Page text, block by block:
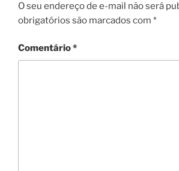
O seu endereço de e-mail não será
obrigatórios são marcados com *
Comentário*